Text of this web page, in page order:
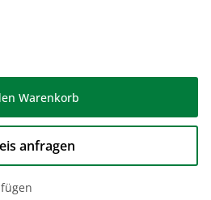
Gib den gewünschten
Warenkorb
anfragen